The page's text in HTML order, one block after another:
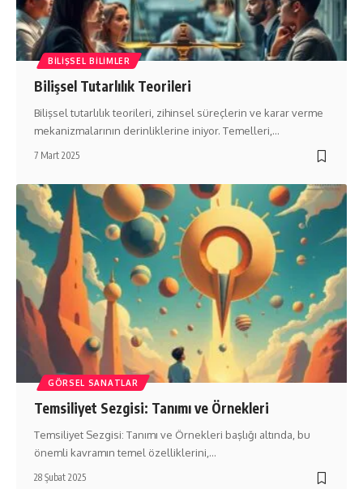
BILIŞSEL BILIMLER
Bilişsel Tutarlılık Teorileri
Bilişsel tutarlılık teorileri, zihinsel süreçlerin ve karar verme
mekanizmalarının derinliklerine iniyor. Temelleri,…
7 Mart 2025
GÖRSEL SANATLAR
Temsiliyet Sezgisi: Tanımı ve Örnekleri
Temsiliyet Sezgisi: Tanımı ve Örnekleri başlığı altında, bu
önemli kavramın temel özelliklerini,…
28 Şubat 2025